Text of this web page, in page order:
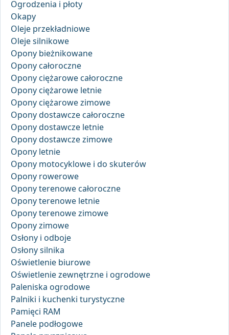
Ogrodzenia i płoty
Okapy
Oleje przekładniowe
Oleje silnikowe
Opony bieżnikowane
Opony całoroczne
Opony ciężarowe całoroczne
Opony ciężarowe letnie
Opony ciężarowe zimowe
Opony dostawcze całoroczne
Opony dostawcze letnie
Opony dostawcze zimowe
Opony letnie
Opony motocyklowe i do skuterów
Opony rowerowe
Opony terenowe całoroczne
Opony terenowe letnie
Opony terenowe zimowe
Opony zimowe
Osłony i odboje
Osłony silnika
Oświetlenie biurowe
Oświetlenie zewnętrzne i ogrodowe
Paleniska ogrodowe
Palniki i kuchenki turystyczne
Pamięci RAM
Panele podłogowe